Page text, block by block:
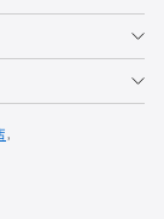
，